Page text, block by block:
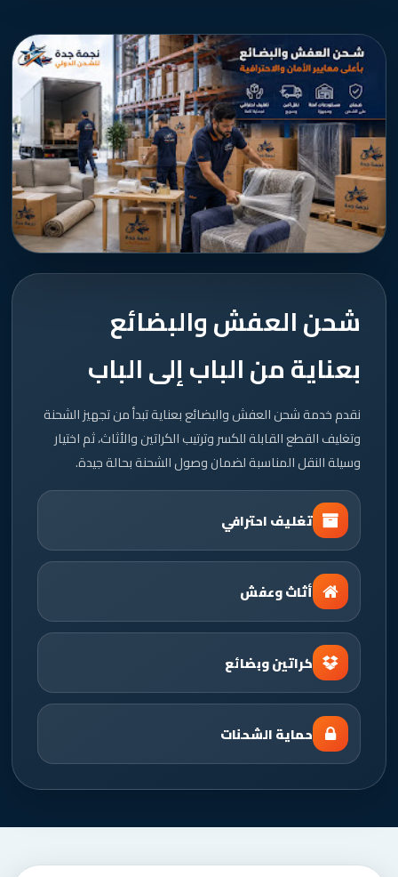
شحن العفش والبضائع
بعناية من الباب إلى الباب
نقدم خدمة شحن العفش والبضائع بعناية تبدأ من تجهيز الشحنة
وتغليف القطع القابلة للكسر وترتيب الكراتين والأثاث، ثم اختيار
وسيلة النقل المناسبة لضمان وصول الشحنة بحالة جيدة.
تغليف احترافي
أثاث وعفش
كراتين وبضائع
حماية الشحنات